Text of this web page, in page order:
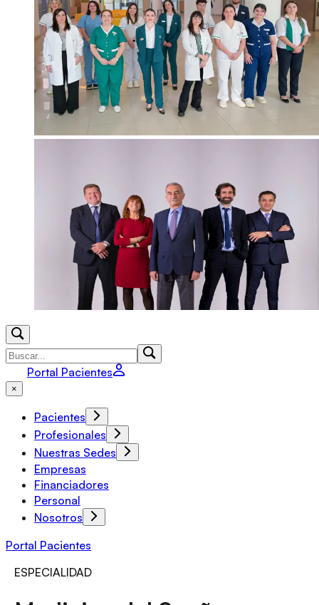
Portal Pacientes
×
Pacientes
Profesionales
Nuestras Sedes
Empresas
Financiadores
Personal
Nosotros
Portal Pacientes
ESPECIALIDAD